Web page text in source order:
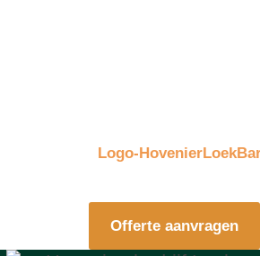
Offerte aanvragen